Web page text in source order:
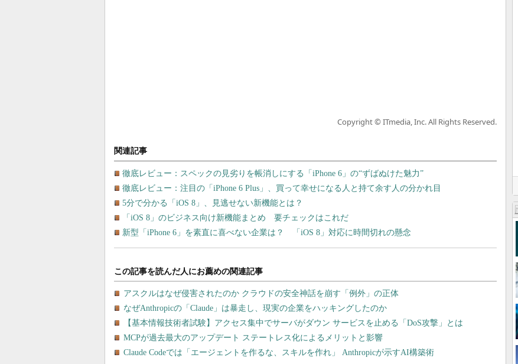
Copyright © ITmedia, Inc. All Rights Reserved.
関連記事
徹底レビュー：スペックの見劣りを帳消しにする「iPhone 6」の“ずばぬけた魅力”
徹底レビュー：注目の「iPhone 6 Plus」、買って幸せになる人と持て余す人の分かれ目
5分で分かる「iOS 8」、見逃せない新機能とは？
「iOS 8」のビジネス向け新機能まとめ 要チェックはこれだ
新型「iPhone 6」を素直に喜べない企業は？ 「iOS 8」対応に時間切れの懸念